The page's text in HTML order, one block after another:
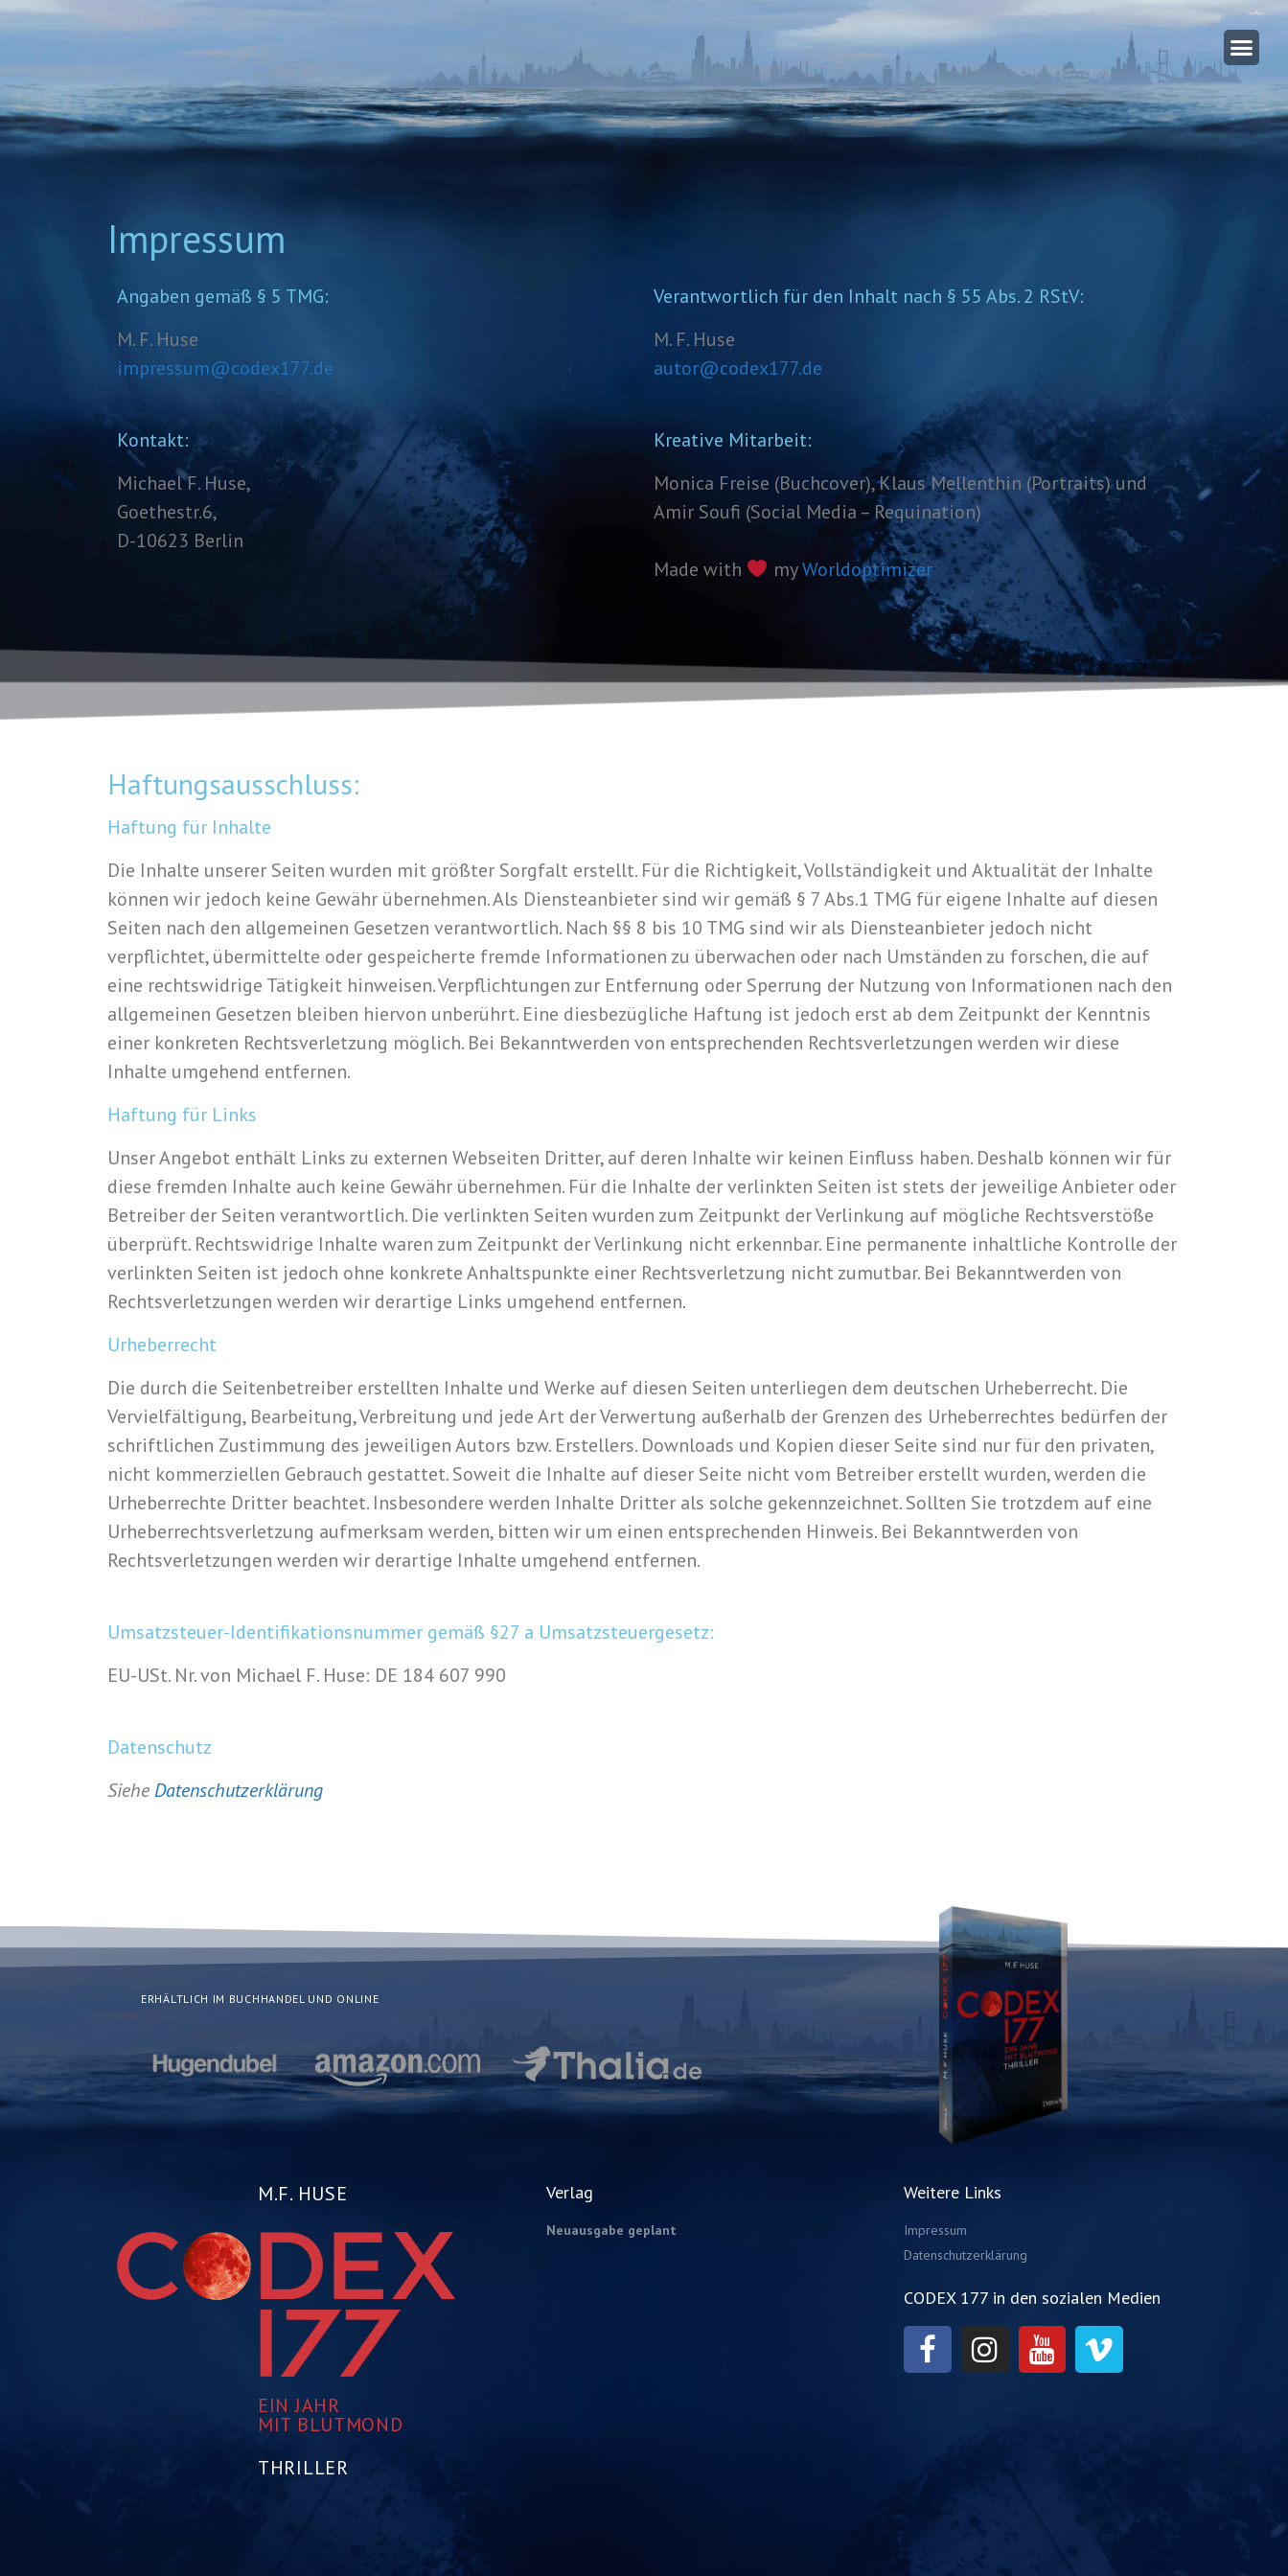
Impressum
Angaben gemäß § 5 TMG:
M. F. Huse
impressum@codex177.de
Verantwortlich für den Inhalt nach § 55 Abs. 2 RStV:
M. F. Huse
autor@codex177.de
Kontakt:
Michael F. Huse,
Goethestr.6,
D-10623 Berlin
Kreative Mitarbeit:
Monica Freise (Buchcover), Klaus Mellenthin (Portraits) und
Amir Soufi (Social Media – Requination)
Made with myWorldoptimizer
Haftungsausschluss:
Haftung für Inhalte
Die Inhalte unserer Seiten wurden mit größter Sorgfalt erstellt. Für die Richtigkeit, Vollständigkeit und Aktualität der Inhalte
können wir jedoch keine Gewähr übernehmen. Als Diensteanbieter sind wir gemäß § 7 Abs.1 TMG für eigene Inhalte auf diesen
Seiten nach den allgemeinen Gesetzen verantwortlich. Nach §§ 8 bis 10 TMG sind wir als Diensteanbieter jedoch nicht
verpflichtet, übermittelte oder gespeicherte fremde Informationen zu überwachen oder nach Umständen zu forschen, die auf
eine rechtswidrige Tätigkeit hinweisen. Verpflichtungen zur Entfernung oder Sperrung der Nutzung von Informationen nach den
allgemeinen Gesetzen bleiben hiervon unberührt. Eine diesbezügliche Haftung ist jedoch erst ab dem Zeitpunkt der Kenntnis
einer konkreten Rechtsverletzung möglich. Bei Bekanntwerden von entsprechenden Rechtsverletzungen werden wir diese
Inhalte umgehend entfernen.
Haftung für Links
Unser Angebot enthält Links zu externen Webseiten Dritter, auf deren Inhalte wir keinen Einfluss haben. Deshalb können wir für
diese fremden Inhalte auch keine Gewähr übernehmen. Für die Inhalte der verlinkten Seiten ist stets der jeweilige Anbieter oder
Betreiber der Seiten verantwortlich. Die verlinkten Seiten wurden zum Zeitpunkt der Verlinkung auf mögliche Rechtsverstöße
überprüft. Rechtswidrige Inhalte waren zum Zeitpunkt der Verlinkung nicht erkennbar. Eine permanente inhaltliche Kontrolle der
verlinkten Seiten ist jedoch ohne konkrete Anhaltspunkte einer Rechtsverletzung nicht zumutbar. Bei Bekanntwerden von
Rechtsverletzungen werden wir derartige Links umgehend entfernen.
Urheberrecht
Die durch die Seitenbetreiber erstellten Inhalte und Werke auf diesen Seiten unterliegen dem deutschen Urheberrecht. Die
Vervielfältigung, Bearbeitung, Verbreitung und jede Art der Verwertung außerhalb der Grenzen des Urheberrechtes bedürfen der
schriftlichen Zustimmung des jeweiligen Autors bzw. Erstellers. Downloads und Kopien dieser Seite sind nur für den privaten,
nicht kommerziellen Gebrauch gestattet. Soweit die Inhalte auf dieser Seite nicht vom Betreiber erstellt wurden, werden die
Urheberrechte Dritter beachtet. Insbesondere werden Inhalte Dritter als solche gekennzeichnet. Sollten Sie trotzdem auf eine
Urheberrechtsverletzung aufmerksam werden, bitten wir um einen entsprechenden Hinweis. Bei Bekanntwerden von
Rechtsverletzungen werden wir derartige Inhalte umgehend entfernen.
Umsatzsteuer-Identifikationsnummer gemäß §27 a Umsatzsteuergesetz:
EU-USt. Nr. von Michael F. Huse: DE 184 607 990
Datenschutz
Siehe Datenschutzerklärung
ERHÄLTLICH IM BUCHHANDEL UND ONLINE
M.F. HUSE
EIN JAHR
MIT BLUTMOND
THRILLER
Verlag
Neuausgabe geplant
Weitere Links
Impressum
Datenschutzerklärung
CODEX 177 in den sozialen Medien